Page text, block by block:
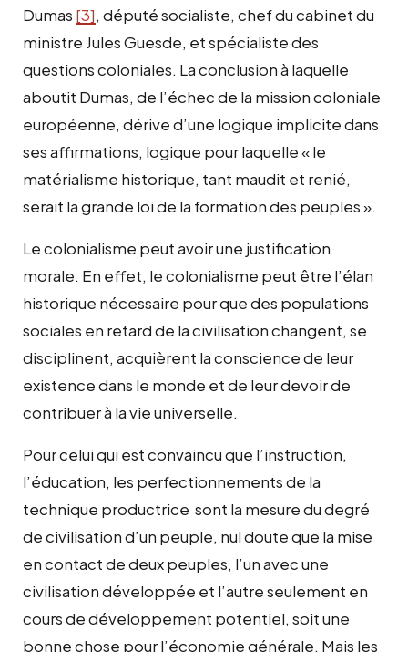
Dumas [3], député socialiste, chef du cabinet du
ministre Jules Guesde, et spécialiste des
questions coloniales. La conclusion à laquelle
aboutit Dumas, de l’échec de la mission coloniale
européenne, dérive d’une logique implicite dans
ses affirmations, logique pour laquelle « le
matérialisme historique, tant maudit et renié,
serait la grande loi de la formation des peuples ».
Le colonialisme peut avoir une justification
morale. En effet, le colonialisme peut être l’élan
historique nécessaire pour que des populations
sociales en retard de la civilisation changent, se
disciplinent, acquièrent la conscience de leur
existence dans le monde et de leur devoir de
contribuer à la vie universelle.
Pour celui qui est convaincu que l’instruction,
l’éducation, les perfectionnements de la
technique productrice sont la mesure du degré
de civilisation d’un peuple, nul doute que la mise
en contact de deux peuples, l’un avec une
civilisation développée et l’autre seulement en
cours de développement potentiel, soit une
bonne chose pour l’économie générale. Mais les